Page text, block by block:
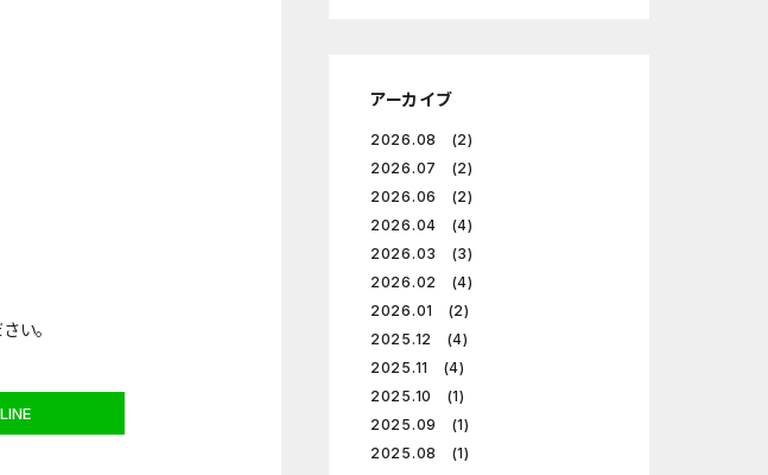
い。
LINE
アーカイブ
2026.08 (2)
2026.07 (2)
2026.06 (2)
2026.04 (4)
2026.03 (3)
2026.02 (4)
2026.01 (2)
2025.12 (4)
2025.11 (4)
2025.10 (1)
2025.09 (1)
2025.08 (1)